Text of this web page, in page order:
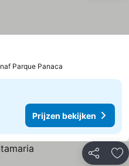
Parque Panaca
Prijzen bekijken
Delen